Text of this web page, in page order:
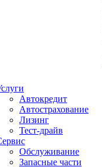
Автокредит
Автострахование
Лизинг
Тест-драйв
Обслуживание
Запасные части